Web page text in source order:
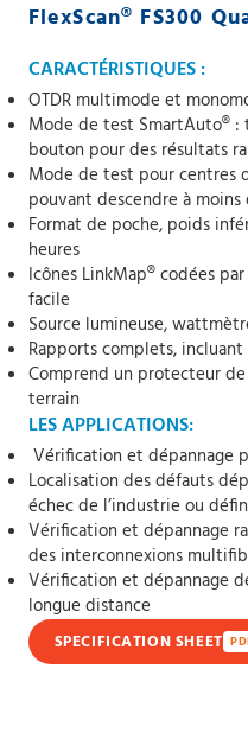
FlexScan® FS300
CARACTÉRISTIQUES :
OTDR multimode et
Mode de test SmartAuto® :
bouton pour des résultats
Mode de test pour centres
pouvant descendre à
Format de poche, poids
heures
Icônes LinkMap® codées
facile
Source lumineuse,
Rapports complets, incluant
Comprend un protecteur
terrain
LES APPLICATIONS:
Vérification et dépannage
Localisation des défauts
échec de l’industrie ou
Vérification et dépannage
des interconnexions
Vérification et dépannage
longue distance
SPECIFICATION SHEET